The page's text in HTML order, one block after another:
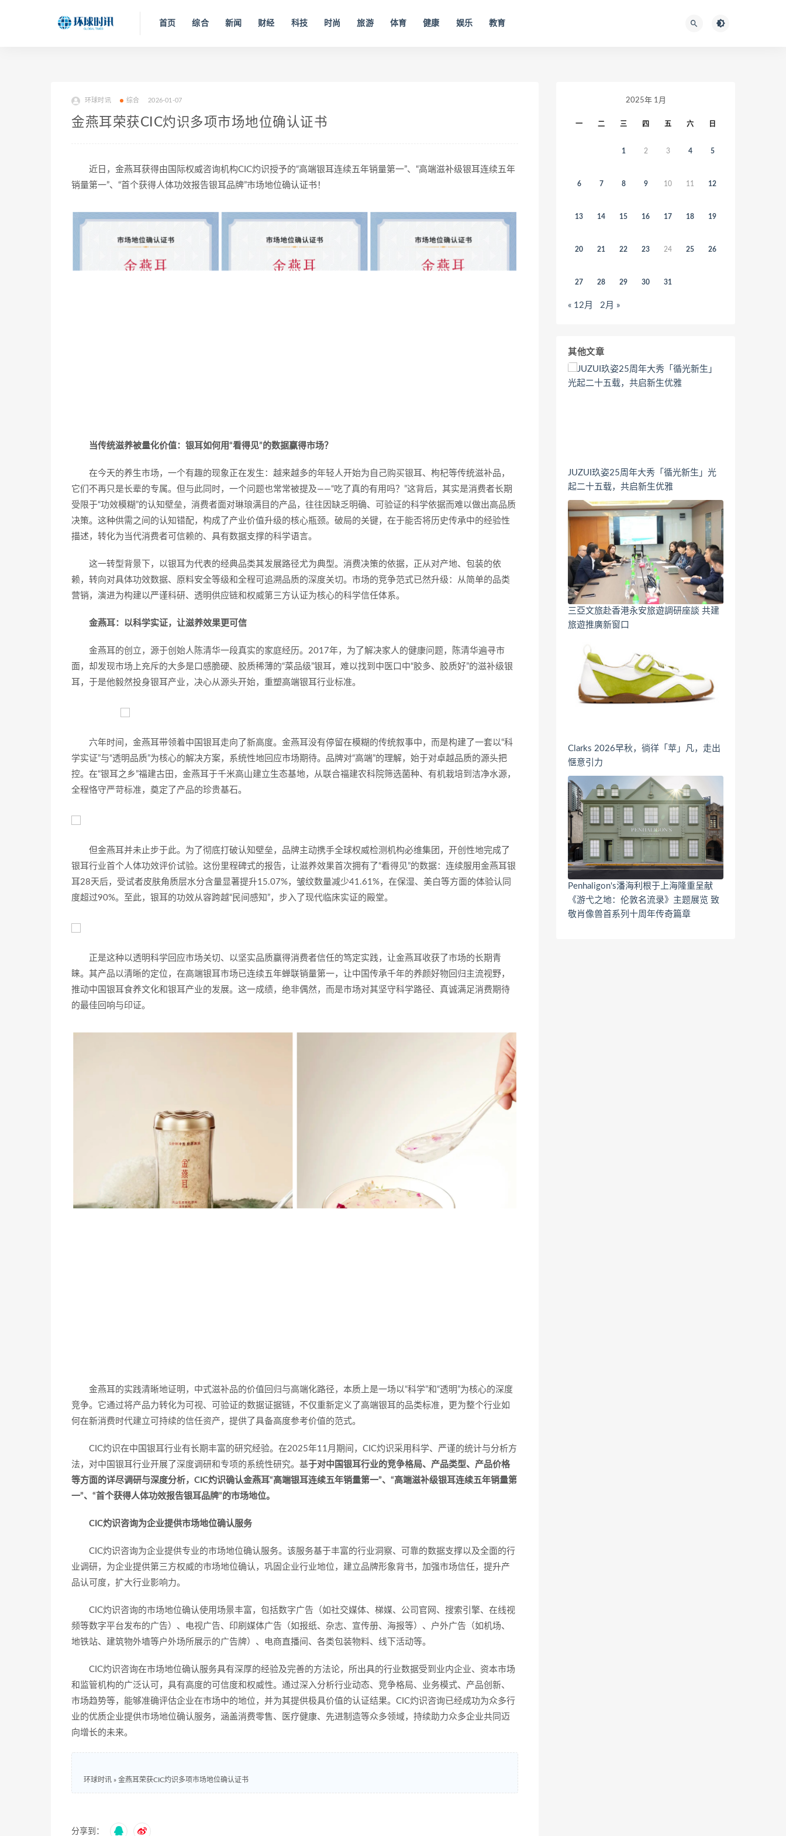
首页 综合 新闻 财经 科技 时尚 旅游 体育 健康 娱乐 教育
环球时讯 综合 2026-01-07
金燕耳荣获CIC灼识多项市场地位确认证书
近日，金燕耳获得由国际权威咨询机构CIC灼识授予的“高端银耳连续五年销量第一”、“高端滋补级银耳连续五年
销量第一”、“首个获得人体功效报告银耳品牌”市场地位确认证书！
当传统滋养被量化价值：银耳如何用“看得见”的数据赢得市场？
在今天的养生市场，一个有趣的现象正在发生：越来越多的年轻人开始为自己购买银耳、枸杞等传统滋补品，
它们不再只是长辈的专属。但与此同时，一个问题也常常被提及——“吃了真的有用吗？”这背后，其实是消费者长期
受限于“功效模糊”的认知壁垒，消费者面对琳琅满目的产品，往往因缺乏明确、可验证的科学依据而难以做出高品质
决策。这种供需之间的认知错配，构成了产业价值升级的核心瓶颈。破局的关键，在于能否将历史传承中的经验性
描述，转化为当代消费者可信赖的、具有数据支撑的科学语言。
这一转型背景下，以银耳为代表的经典品类其发展路径尤为典型。消费决策的依据，正从对产地、包装的依
赖，转向对具体功效数据、原料安全等级和全程可追溯品质的深度关切。市场的竞争范式已然升级：从简单的品类
营销，演进为构建以严谨科研、透明供应链和权威第三方认证为核心的科学信任体系。
金燕耳：以科学实证，让滋养效果更可信
金燕耳的创立，源于创始人陈清华一段真实的家庭经历。2017年，为了解决家人的健康问题，陈清华遍寻市
面，却发现市场上充斥的大多是口感脆硬、胶质稀薄的“菜品级”银耳，难以找到中医口中“胶多、胶质好”的滋补级银
耳，于是他毅然投身银耳产业，决心从源头开始，重塑高端银耳行业标准。
六年时间，金燕耳带领着中国银耳走向了新高度。金燕耳没有停留在模糊的传统叙事中，而是构建了一套以“科
学实证”与“透明品质”为核心的解决方案，系统性地回应市场期待。品牌对“高端”的理解，始于对卓越品质的源头把
控。在“银耳之乡”福建古田，金燕耳于千米高山建立生态基地，从联合福建农科院筛选菌种、有机栽培到洁净水源，
全程恪守严苛标准，奠定了产品的珍贵基石。
但金燕耳并未止步于此。为了彻底打破认知壁垒，品牌主动携手全球权威检测机构必维集团，开创性地完成了
银耳行业首个人体功效评价试验。这份里程碑式的报告，让滋养效果首次拥有了“看得见”的数据：连续服用金燕耳银
耳28天后，受试者皮肤角质层水分含量显著提升15.07%，皱纹数量减少41.61%，在保湿、美白等方面的体验认同
度超过90%。至此，银耳的功效从容跨越“民间感知”，步入了现代临床实证的殿堂。
正是这种以透明科学回应市场关切、以坚实品质赢得消费者信任的笃定实践，让金燕耳收获了市场的长期青
睐。其产品以清晰的定位，在高端银耳市场已连续五年蝉联销量第一，让中国传承千年的养颜好物回归主流视野，
推动中国银耳食养文化和银耳产业的发展。这一成绩，绝非偶然，而是市场对其坚守科学路径、真诚满足消费期待
的最佳回响与印证。
金燕耳的实践清晰地证明，中式滋补品的价值回归与高端化路径，本质上是一场以“科学”和“透明”为核心的深度
竞争。它通过将产品力转化为可视、可验证的数据证据链，不仅重新定义了高端银耳的品类标准，更为整个行业如
何在新消费时代建立可持续的信任资产，提供了具备高度参考价值的范式。
CIC灼识在中国银耳行业有长期丰富的研究经验。在2025年11月期间，CIC灼识采用科学、严谨的统计与分析方
法，对中国银耳行业开展了深度调研和专项的系统性研究。基于对中国银耳行业的竞争格局、产品类型、产品价格
等方面的详尽调研与深度分析，CIC灼识确认金燕耳“高端银耳连续五年销量第一”、“高端滋补级银耳连续五年销量第
一”、“首个获得人体功效报告银耳品牌”的市场地位。
CIC灼识咨询为企业提供市场地位确认服务
CIC灼识咨询为企业提供专业的市场地位确认服务。该服务基于丰富的行业洞察、可靠的数据支撑以及全面的行
业调研，为企业提供第三方权威的市场地位确认，巩固企业行业地位，建立品牌形象背书，加强市场信任，提升产
品认可度，扩大行业影响力。
CIC灼识咨询的市场地位确认使用场景丰富，包括数字广告（如社交媒体、梯媒、公司官网、搜索引擎、在线视
频等数字平台发布的广告）、电视广告、印刷媒体广告（如报纸、杂志、宣传册、海报等）、户外广告（如机场、
地铁站、建筑物外墙等户外场所展示的广告牌）、电商直播间、各类包装物料、线下活动等。
CIC灼识咨询在市场地位确认服务具有深厚的经验及完善的方法论，所出具的行业数据受到业内企业、资本市场
和监管机构的广泛认可，具有高度的可信度和权威性。通过深入分析行业动态、竞争格局、业务模式、产品创新、
市场趋势等，能够准确评估企业在市场中的地位，并为其提供极具价值的认证结果。CIC灼识咨询已经成功为众多行
业的优质企业提供市场地位确认服务，涵盖消费零售、医疗健康、先进制造等众多领域，持续助力众多企业共同迈
向增长的未来。
环球时讯 » 金燕耳荣获CIC灼识多项市场地位确认证书
分享到：
2025年 1月
一 二 三 四 五 六 日
1 2 3 4 5
6 7 8 9 10 11 12
13 14 15 16 17 18 19
20 21 22 23 24 25 26
27 28 29 30 31
« 12月 2月 »
其他文章
JUZUI玖姿25周年大秀「循光新生」光
起二十五载，共启新生优雅
三亞文旅赴香港永安旅遊調研座談 共建
旅遊推廣新窗口
Clarks 2026早秋，徜徉「苹」凡，走出
惬意引力
Penhaligon's潘海利根于上海隆重呈献
《游弋之地：伦敦名流录》主题展览 致
敬肖像兽首系列十周年传奇篇章